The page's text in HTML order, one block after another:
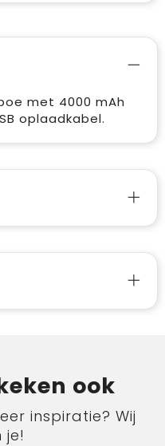
met 4000 mAh
oplaadkabel.
ook
inspiratie? Wij
je!